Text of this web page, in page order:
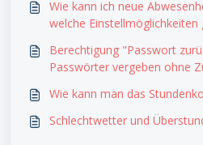
Wie kann ich neue
welche Einstellmöglichkeiten
Berechtigung "Passwort
Passwörter vergeben ohne
Wie kann man das
Schlechtwetter und